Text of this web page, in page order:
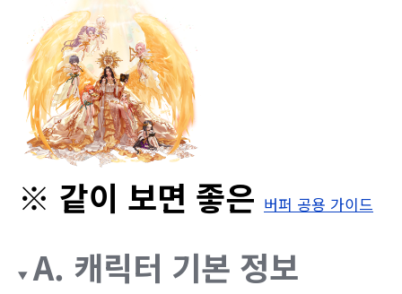
※ 같이 보면 좋은 버퍼 공용 가이드
A. 캐릭터 기본 정보